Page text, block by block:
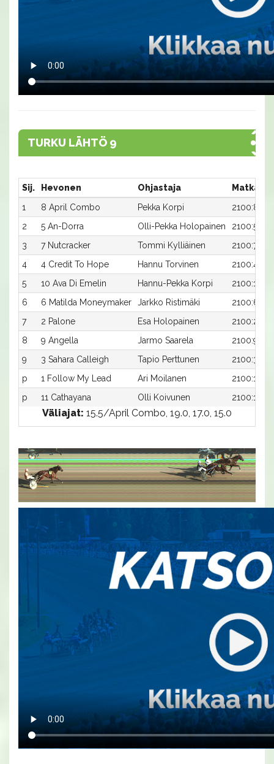
TURKU LÄHTÖ 9
Sij. Hevonen Ohjastaja
1
8 April Combo Pekka Korpi
2100:8
2
5 An-Dorra Olli-Pekka Holopainen
2100:5
3
7 Nutcracker Tommi Kylliäinen
2100:7
4
4 Credit To Hope Hannu Torvinen
2100:4
5
10 Ava Di Emelin Hannu-Pekka Korpi
2100:10
6
6 Matilda Moneymaker Jarkko Ristimäki
2100:6
7
2 Palone Esa Holopainen
2100:2
8
9 Angella Jarmo Saarela
2100:9
9
3 Sahara Calleigh Tapio Perttunen
2100:3
p
1 Follow My Lead Ari Moilanen
2100:1
p
11 Cathayana Olli Koivunen 2100:11
Väliajat: 15.5/April Combo, 19.0, 17.0, 15.0